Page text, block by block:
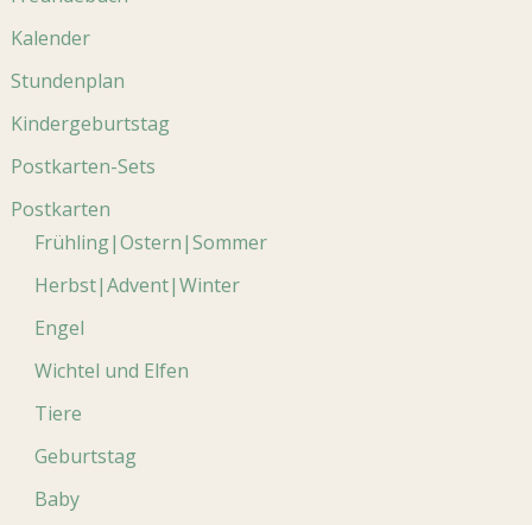
Kalender
Stundenplan
Kindergeburtstag
Postkarten-Sets
Postkarten
Frühling|Ostern|Sommer
Herbst|Advent|Winter
Engel
Wichtel und Elfen
Tiere
Geburtstag
Baby